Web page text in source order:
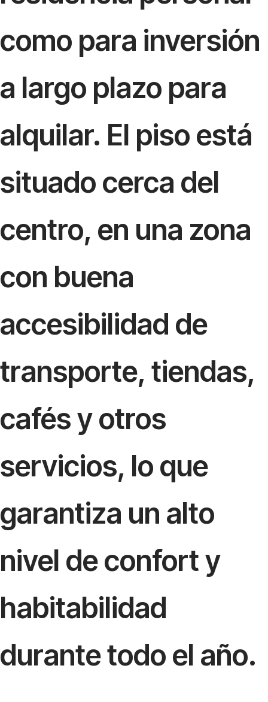
como para inversión
a largo plazo para
alquilar. El piso está
situado cerca del
centro, en una zona
con buena
accesibilidad de
transporte, tiendas,
cafés y otros
servicios, lo que
garantiza un alto
nivel de confort y
habitabilidad
durante todo el año.